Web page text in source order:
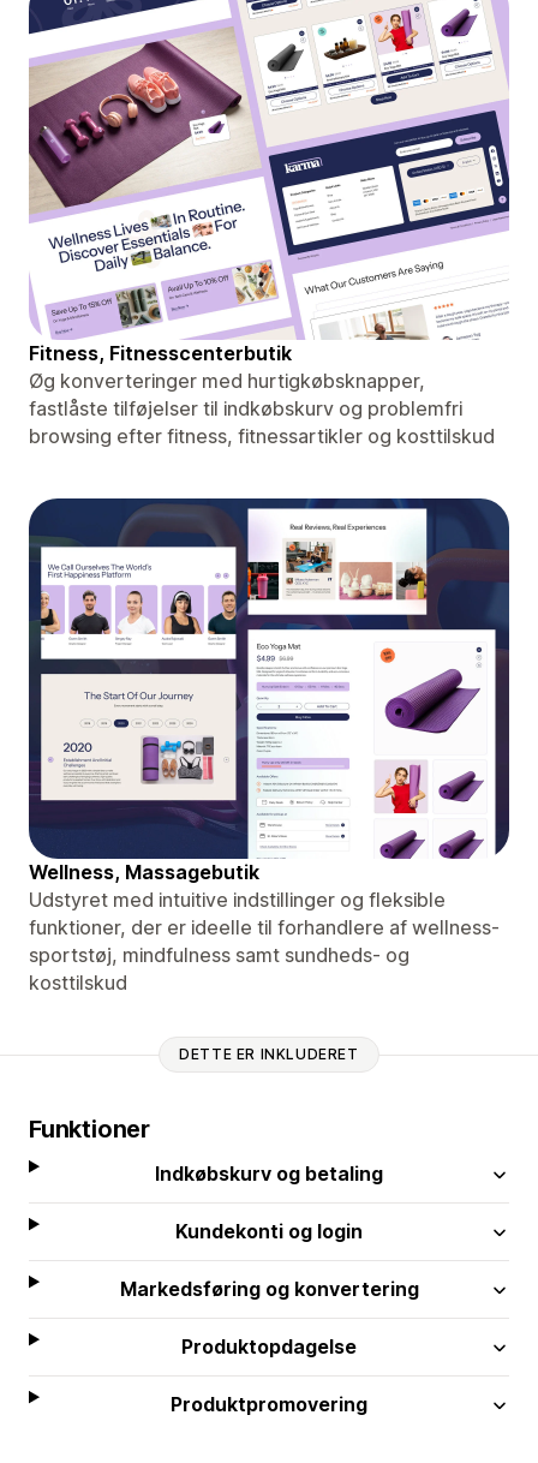
Fitness, Fitnesscenterbutik
Øg konverteringer med hurtigkøbsknapper,
fastlåste tilføjelser til indkøbskurv og problemfri
browsing efter fitness, fitnessartikler og kosttilskud
Wellness, Massagebutik
Udstyret med intuitive indstillinger og fleksible
funktioner, der er ideelle til forhandlere af wellness-
sportstøj, mindfulness samt sundheds- og
kosttilskud
DETTE ER INKLUDERET
Funktioner
Indkøbskurv og betaling
Kundekonti og login
Markedsføring og konvertering
Produktopdagelse
Produktpromovering